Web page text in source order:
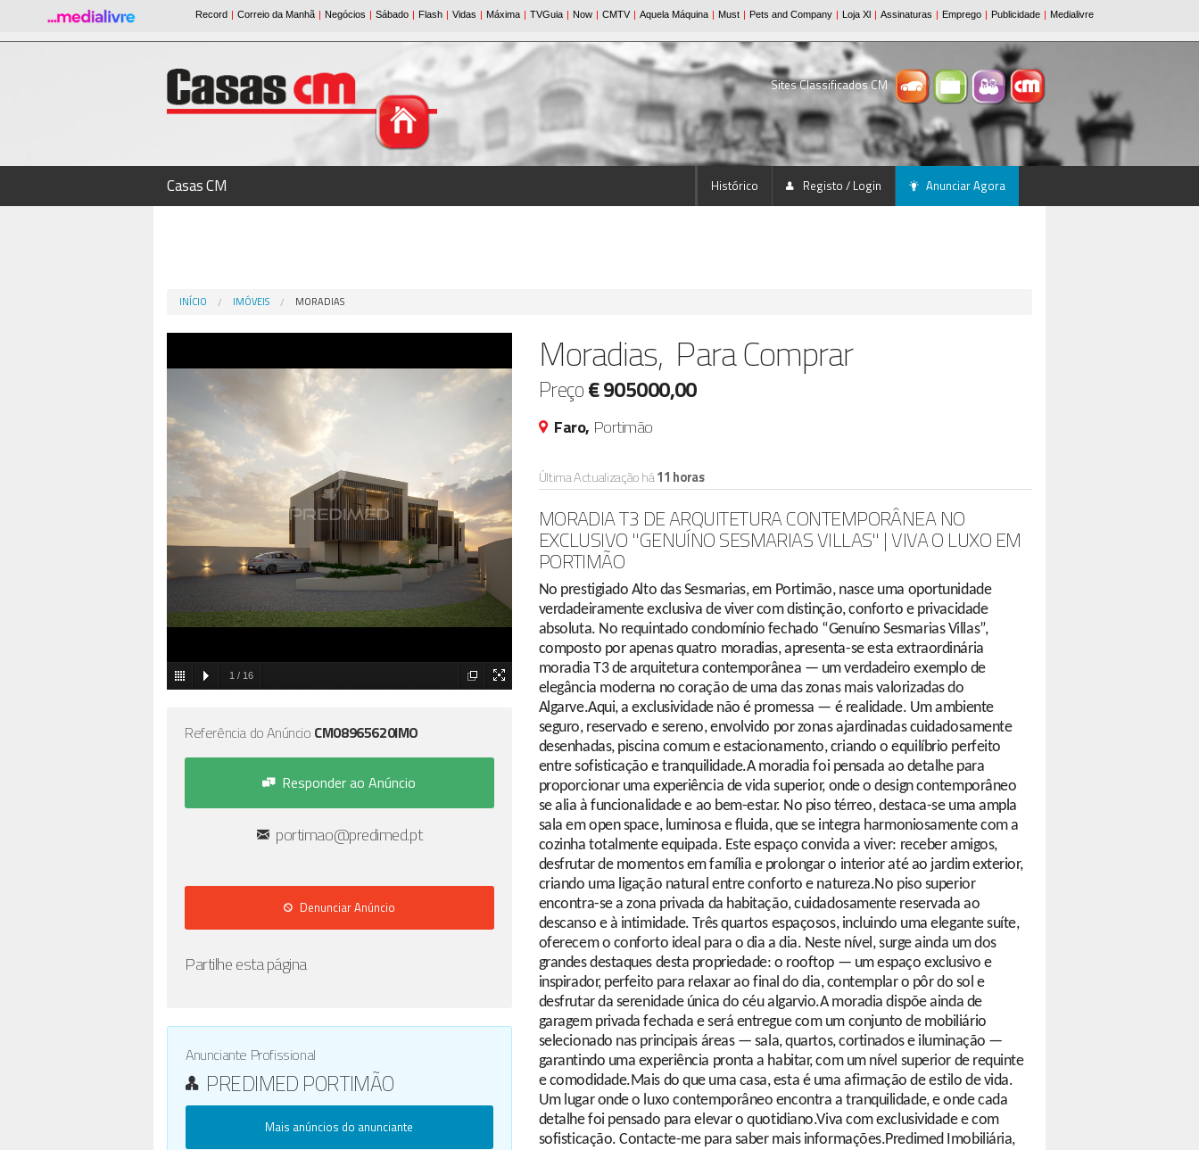
Sites Classificados CM
Casas CM Histórico Registo / Login Anunciar Agora
INÍCIO IMÓVEIS MORADIAS
Moradias, Para Comprar
Preço€ 905000,00
Faro, Portimão
Última Actualização há11 horas
MORADIA T3 DE ARQUITETURA CONTEMPORÂNEA NO
EXCLUSIVO "GENUÍNO SESMARIAS VILLAS" | VIVA O LUXO EM
PORTIMÃO
No prestigiado Alto das Sesmarias, em Portimão, nasce uma oportunidade
verdadeiramente exclusiva de viver com distinção, conforto e privacidade
absoluta. No requintado condomínio fechado “Genuíno Sesmarias Villas”,
composto por apenas quatro moradias, apresenta-se esta extraordinária
moradia T3 de arquitetura contemporânea — um verdadeiro exemplo de
elegância moderna no coração de uma das zonas mais valorizadas do
Algarve.Aqui, a exclusividade não é promessa — é realidade. Um ambiente
seguro, reservado e sereno, envolvido por zonas ajardinadas cuidadosamente
desenhadas, piscina comum e estacionamento, criando o equilíbrio perfeito
entre sofisticação e tranquilidade.A moradia foi pensada ao detalhe para
proporcionar uma experiência de vida superior, onde o design contemporâneo
se alia à funcionalidade e ao bem-estar. No piso térreo, destaca-se uma ampla
sala em open space, luminosa e fluida, que se integra harmoniosamente com a
cozinha totalmente equipada. Este espaço convida a viver: receber amigos,
desfrutar de momentos em família e prolongar o interior até ao jardim exterior,
criando uma ligação natural entre conforto e natureza.No piso superior
encontra-se a zona privada da habitação, cuidadosamente reservada ao
descanso e à intimidade. Três quartos espaçosos, incluindo uma elegante suíte,
oferecem o conforto ideal para o dia a dia. Neste nível, surge ainda um dos
grandes destaques desta propriedade: o rooftop — um espaço exclusivo e
inspirador, perfeito para relaxar ao final do dia, contemplar o pôr do sol e
desfrutar da serenidade única do céu algarvio.A moradia dispõe ainda de
garagem privada fechada e será entregue com um conjunto de mobiliário
selecionado nas principais áreas — sala, quartos, cortinados e iluminação —
garantindo uma experiência pronta a habitar, com um nível superior de requinte
e comodidade.Mais do que uma casa, esta é uma afirmação de estilo de vida.
Um lugar onde o luxo contemporâneo encontra a tranquilidade, e onde cada
detalhe foi pensado para elevar o quotidiano.Viva com exclusividade e com
sofisticação. Contacte-me para saber mais informações.Predimed Imobiliária,
1 / 16
Referência do Anúncio CM08965620IMO
Responder ao Anúncio
portimao@predimed.pt
Denunciar Anúncio
Partilhe esta página
Anunciante Profissional
PREDIMED PORTIMÃO
Mais anúncios do anunciante